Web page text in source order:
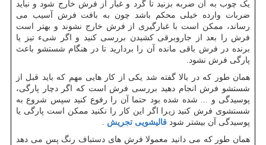
یک چوب به آن ضربه بزنید تا گرد و غبار از فرش خارج شود و نباید
ضربات وارده خیلی محکم باشد چون به بافت فرش آسیب می
رساند، ممکن است با غبارگیری از فرش خارج نشوند و بهتر است
فرش را بعد از جاروبرقی کشیدن بررسی کنید و اگر شیء تیز یا
برنده در فرش باقی مانده آن را بردارید تا در هنگام شستشو باعث
پارگی فرش نشود.
همان طور که در بالا گفته شد یکی از کار هایی مهم که باید قبل از
شستشو فرش انجام دهید بررسی فرش است که اگر دچار پارگی،
پوسیدگی و ... شده شده بود حتما آن را رفوع کنید سپس شروع به
شستشوی فرش کنید زیرا اگر این کار را نکنید ممکن است پارگی یا
پوسیدگی آن بیشتر شود قالیشویی تجریش
همان طور که می دانید معمولا فرش های دستباف رنگ پس می دهد